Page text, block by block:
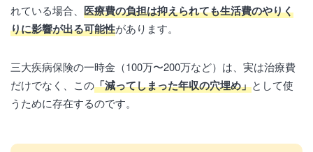
れている場合、 医療費の負担は抑えられても生活費のやりく
りに影響が出る可能性があります。
三大疾病保険の一時金（100万〜200万など）は、実は治療費
だけでなく、この「減ってしまった年収の穴埋め」として使
うために存在するのです。